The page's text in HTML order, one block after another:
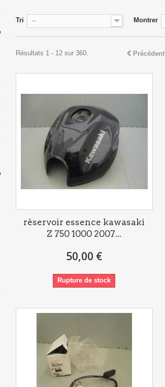
Tri -- Montrer
Précédent
Résultats 1 - 12 sur 360.
réservoir essence kawasaki
Z 750 1000 2007...
50,00 €
Rupture de stock